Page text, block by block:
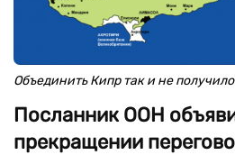
Объединить Кипр так и не
Посланник ООН
прекращении